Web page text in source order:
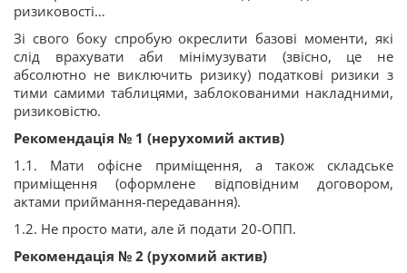
ризиковості…
Зі свого боку спробую окреслити базові моменти, які
слід врахувати аби мінімузувати (звісно, це не
абсолютно не виключить ризику) податкові ризики з
тими самими таблицями, заблокованими накладними,
ризиковістю.
Рекомендація № 1 (нерухомий актив)
1.1. Мати офісне приміщення, а також складське
приміщення (оформлене відповідним договором,
актами приймання-передавання).
1.2. Не просто мати, але й подати 20-ОПП.
Рекомендація № 2 (рухомий актив)